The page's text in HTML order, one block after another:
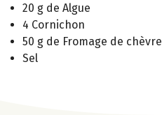
20 g de Algue
4 Cornichon
50 g de Fromage de chèvre
Sel